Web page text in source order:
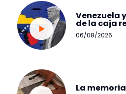
Venezuela
de la caja
06/08/2026
La